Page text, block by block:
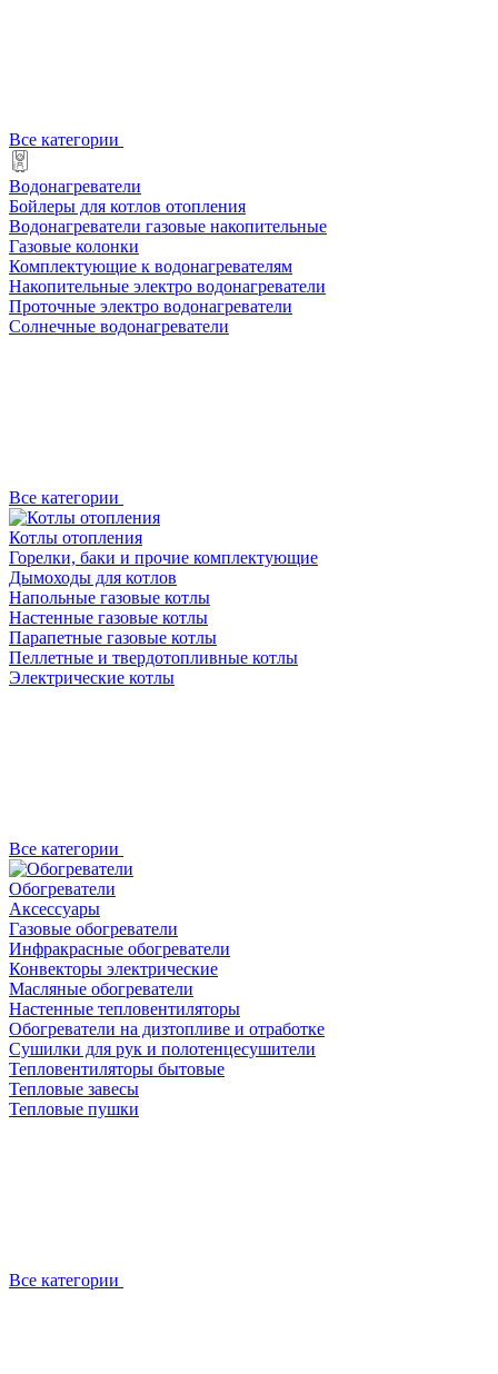
Все категории
Водонагреватели
Бойлеры для котлов отопления
Водонагреватели газовые накопительные
Газовые колонки
Комплектующие к водонагревателям
Накопительные электро водонагреватели
Проточные электро водонагреватели
Солнечные водонагреватели
Все категории
Котлы отопления
Горелки, баки и прочие комплектующие
Дымоходы для котлов
Напольные газовые котлы
Настенные газовые котлы
Парапетные газовые котлы
Пеллетные и твердотопливные котлы
Электрические котлы
Все категории
Обогреватели
Аксессуары
Газовые обогреватели
Инфракрасные обогреватели
Конвекторы электрические
Масляные обогреватели
Настенные тепловентиляторы
Обогреватели на дизтопливе и отработке
Сушилки для рук и полотенцесушители
Тепловентиляторы бытовые
Тепловые завесы
Тепловые пушки
Все категории